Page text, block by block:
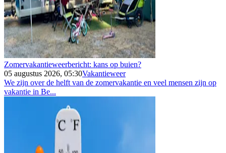
Zomervakantieweerbericht: kans op buien?
05 augustus 2026, 05:30Vakantieweer
We zijn over de helft van de zomervakantie en veel mensen zijn op
vakantie in Be...